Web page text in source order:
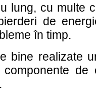
lung, cu multe
de
în timp.
bine realizate
componente de